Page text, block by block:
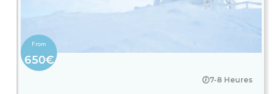
650€
🕖7-8 Heures